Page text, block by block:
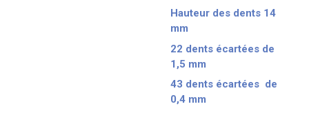
Hauteur des dents 14
mm
22 dents écartées de
1,5 mm
43 dents écartées de
0,4 mm